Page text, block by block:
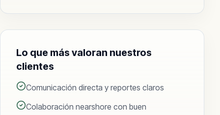
Lo que más valoran nuestros
clientes
Comunicación directa y reportes claros
Colaboración nearshore con buen